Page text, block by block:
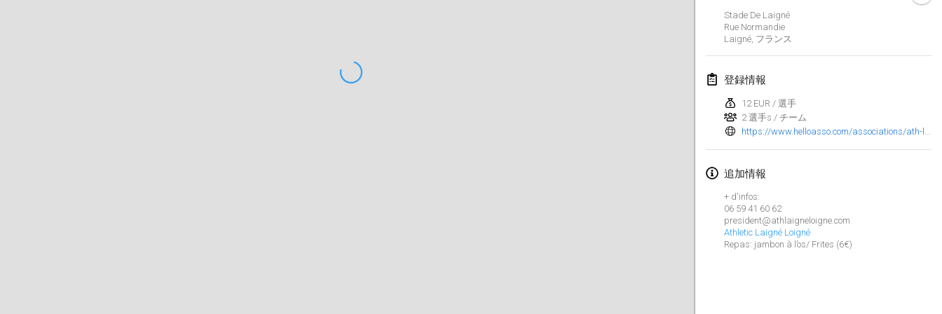
Stade De Laigné
Rue Normandie
Laigné, フランス
登録情報
12 EUR / 選手
2 選手s / チーム
追加情報
+ d'infos:
06 59 41 60 62
president@athlaigneloigne.com
Athletic Laigné Loigné
Repas: jambon à l’os/ Frites (6€)
2023年2月
Open Grégorien
2023年2月4日
SingeliDuppeli
2023年2月4日|フィンランド
Indoor de la CASAS
2023年2月18日|フランス